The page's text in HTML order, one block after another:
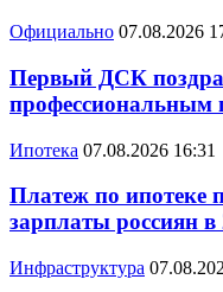
Официально 07.08.2026
Первый ДСК
профессиональным
Ипотека 07.08.2026 16:31
Платеж по ипотеке
зарплаты россиян в
Инфраструктура